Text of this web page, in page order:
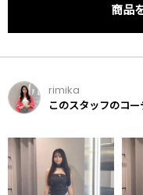
商品
rimika
このスタッフのコー